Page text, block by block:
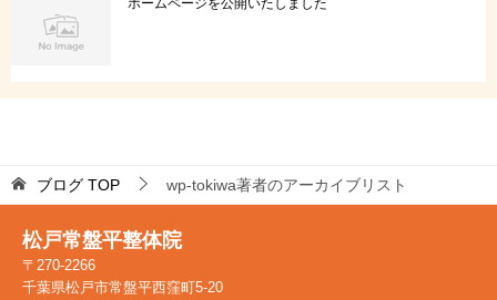
ホームページを公開いたしました
ブログ TOP wp-tokiwa著者のアーカイブリスト
松戸常盤平整体院
〒270-2266
千葉県松戸市常盤平西窪町5-20